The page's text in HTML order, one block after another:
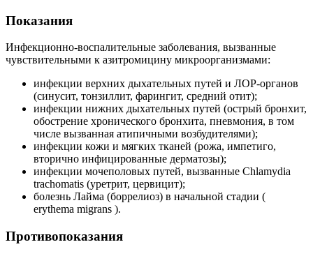
Показания
Инфекционно-воспалительные заболевания, вызванные
чувствительными к азитромицину микроорганизмами:
инфекции верхних дыхательных путей и ЛОР-органов
(синусит, тонзиллит, фарингит, средний отит);
инфекции нижних дыхательных путей (острый бронхит,
обострение хронического бронхита, пневмония, в том
числе вызванная атипичными возбудителями);
инфекции кожи и мягких тканей (рожа, импетиго,
вторично инфицированные дерматозы);
инфекции мочеполовых путей, вызванные Chlamydia
trachomatis (уретрит, цервицит);
болезнь Лайма (боррелиоз) в начальной стадии (
erythema migrans ).
Противопоказания